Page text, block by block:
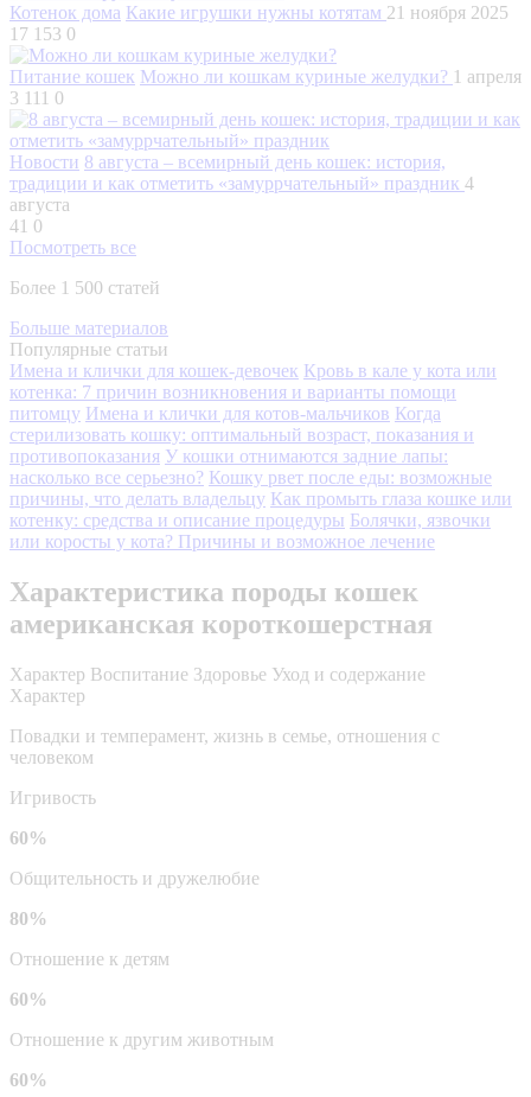
Котенок дома Какие игрушки нужны котятам 21 ноября 2025
17 153 0
Питание кошек Можно ли кошкам куриные желудки? 1 апреля
3 111 0
Новости 8 августа – всемирный день кошек: история,
традиции и как отметить «замуррчательный» праздник 4
августа
41 0
Посмотреть все
Более 1 500 статей
Больше материалов
Популярные статьи
Имена и клички для кошек-девочек Кровь в кале у кота или
котенка: 7 причин возникновения и варианты помощи
питомцу Имена и клички для котов-мальчиков Когда
стерилизовать кошку: оптимальный возраст, показания и
противопоказания У кошки отнимаются задние лапы:
насколько все серьезно? Кошку рвет после еды: возможные
причины, что делать владельцу Как промыть глаза кошке или
котенку: средства и описание процедуры Болячки, язвочки
или коросты у кота? Причины и возможное лечение
Характеристика породы кошек
американская короткошерстная
Характер Воспитание Здоровье Уход и содержание
Характер
Повадки и темперамент, жизнь в семье, отношения с
человеком
Игривость
60%
Общительность и дружелюбие
80%
Отношение к детям
60%
Отношение к другим животным
60%